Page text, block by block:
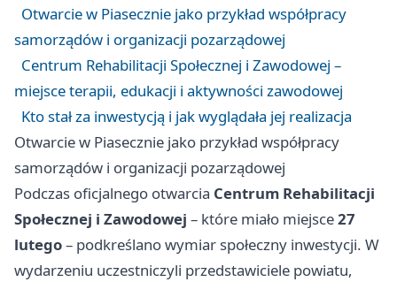
Otwarcie w Piasecznie jako przykład współpracy
samorządów i organizacji pozarządowej
Centrum Rehabilitacji Społecznej i Zawodowej –
miejsce terapii, edukacji i aktywności zawodowej
Kto stał za inwestycją i jak wyglądała jej realizacja
Otwarcie w Piasecznie jako przykład współpracy
samorządów i organizacji pozarządowej
Podczas oficjalnego otwarcia Centrum Rehabilitacji
Społecznej i Zawodowej – które miało miejsce27
lutego– podkreślano wymiar społeczny inwestycji. W
wydarzeniu uczestniczyli przedstawiciele powiatu,